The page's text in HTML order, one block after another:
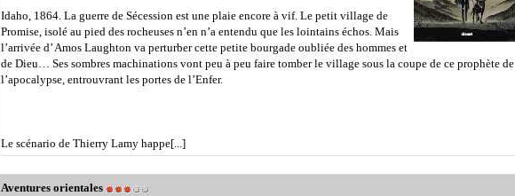
Idaho, 1864. La guerre de Sécession est une plaie encore à vif. Le petit village de
Promise, isolé au pied des rocheuses n’en n’a entendu que les lointains échos. Mais
l’arrivée d’ Amos Laughton va perturber cette petite bourgade oubliée des hommes et
de Dieu… Ses sombres machinations vont peu à peu faire tomber le village sous la coupe de ce prophète de
l’apocalypse, entrouvrant les portes de l’Enfer.
Le scénario de Thierry Lamy happe[...]
Aventures orientales